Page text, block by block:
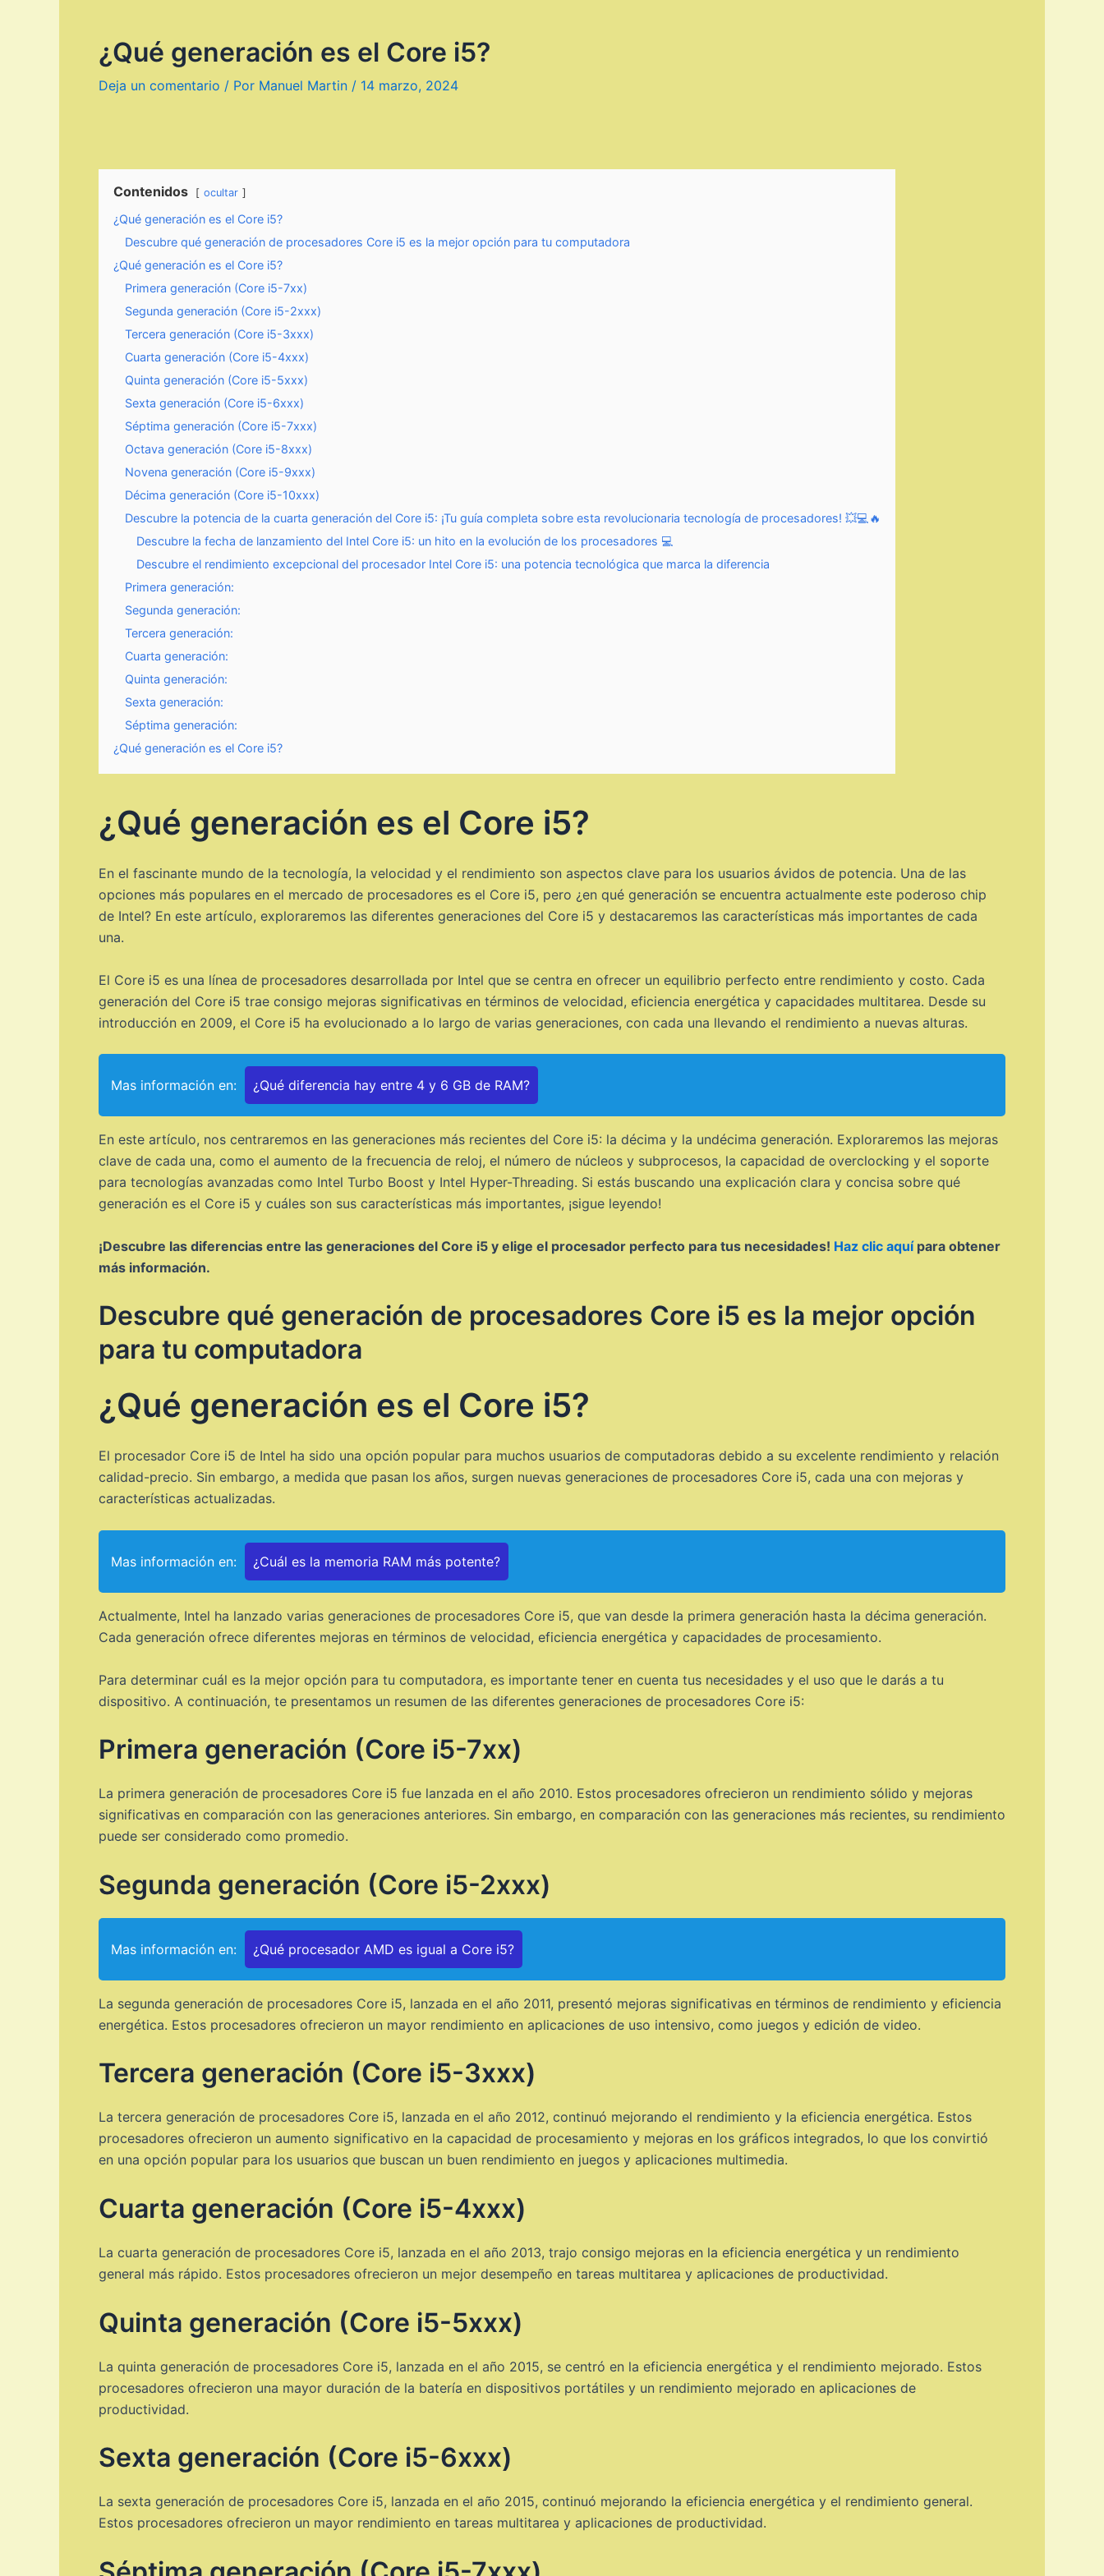
¿Qué generación es el Core i5?
Deja un comentario / Por Manuel Martin / 14 marzo, 2024
Contenidos ocultar
¿Qué generación es el Core i5?
Descubre qué generación de procesadores Core i5 es la mejor opción para tu computadora
¿Qué generación es el Core i5?
Primera generación (Core i5-7xx)
Segunda generación (Core i5-2xxx)
Tercera generación (Core i5-3xxx)
Cuarta generación (Core i5-4xxx)
Quinta generación (Core i5-5xxx)
Sexta generación (Core i5-6xxx)
Séptima generación (Core i5-7xxx)
Octava generación (Core i5-8xxx)
Novena generación (Core i5-9xxx)
Décima generación (Core i5-10xxx)
Descubre la potencia de la cuarta generación del Core i5: ¡Tu guía completa sobre esta revolucionaria tecnología de procesadores! 💥💻🔥
Descubre la fecha de lanzamiento del Intel Core i5: un hito en la evolución de los procesadores 💻
Descubre el rendimiento excepcional del procesador Intel Core i5: una potencia tecnológica que marca la diferencia
Primera generación:
Segunda generación:
Tercera generación:
Cuarta generación:
Quinta generación:
Sexta generación:
Séptima generación:
¿Qué generación es el Core i5?
¿Qué generación es el Core i5?
En el fascinante mundo de la tecnología, la velocidad y el rendimiento son aspectos clave para los usuarios ávidos de potencia. Una de las
opciones más populares en el mercado de procesadores es el Core i5, pero ¿en qué generación se encuentra actualmente este poderoso chip
de Intel? En este artículo, exploraremos las diferentes generaciones del Core i5 y destacaremos las características más importantes de cada
una.
El Core i5 es una línea de procesadores desarrollada por Intel que se centra en ofrecer un equilibrio perfecto entre rendimiento y costo. Cada
generación del Core i5 trae consigo mejoras significativas en términos de velocidad, eficiencia energética y capacidades multitarea. Desde su
introducción en 2009, el Core i5 ha evolucionado a lo largo de varias generaciones, con cada una llevando el rendimiento a nuevas alturas.
Mas información en: ¿Qué diferencia hay entre 4 y 6 GB de RAM?
En este artículo, nos centraremos en las generaciones más recientes del Core i5: la décima y la undécima generación. Exploraremos las mejoras
clave de cada una, como el aumento de la frecuencia de reloj, el número de núcleos y subprocesos, la capacidad de overclocking y el soporte
para tecnologías avanzadas como Intel Turbo Boost y Intel Hyper-Threading. Si estás buscando una explicación clara y concisa sobre qué
generación es el Core i5 y cuáles son sus características más importantes, ¡sigue leyendo!
¡Descubre las diferencias entre las generaciones del Core i5 y elige el procesador perfecto para tus necesidades! Haz clic aquípara obtener
más información.
Descubre qué generación de procesadores Core i5 es la mejor opción
para tu computadora
¿Qué generación es el Core i5?
El procesador Core i5 de Intel ha sido una opción popular para muchos usuarios de computadoras debido a su excelente rendimiento y relación
calidad-precio. Sin embargo, a medida que pasan los años, surgen nuevas generaciones de procesadores Core i5, cada una con mejoras y
características actualizadas.
Mas información en: ¿Cuál es la memoria RAM más potente?
Actualmente, Intel ha lanzado varias generaciones de procesadores Core i5, que van desde la primera generación hasta la décima generación.
Cada generación ofrece diferentes mejoras en términos de velocidad, eficiencia energética y capacidades de procesamiento.
Para determinar cuál es la mejor opción para tu computadora, es importante tener en cuenta tus necesidades y el uso que le darás a tu
dispositivo. A continuación, te presentamos un resumen de las diferentes generaciones de procesadores Core i5:
Primera generación (Core i5-7xx)
La primera generación de procesadores Core i5 fue lanzada en el año 2010. Estos procesadores ofrecieron un rendimiento sólido y mejoras
significativas en comparación con las generaciones anteriores. Sin embargo, en comparación con las generaciones más recientes, su rendimiento
puede ser considerado como promedio.
Segunda generación (Core i5-2xxx)
Mas información en: ¿Qué procesador AMD es igual a Core i5?
La segunda generación de procesadores Core i5, lanzada en el año 2011, presentó mejoras significativas en términos de rendimiento y eficiencia
energética. Estos procesadores ofrecieron un mayor rendimiento en aplicaciones de uso intensivo, como juegos y edición de video.
Tercera generación (Core i5-3xxx)
La tercera generación de procesadores Core i5, lanzada en el año 2012, continuó mejorando el rendimiento y la eficiencia energética. Estos
procesadores ofrecieron un aumento significativo en la capacidad de procesamiento y mejoras en los gráficos integrados, lo que los convirtió
en una opción popular para los usuarios que buscan un buen rendimiento en juegos y aplicaciones multimedia.
Cuarta generación (Core i5-4xxx)
La cuarta generación de procesadores Core i5, lanzada en el año 2013, trajo consigo mejoras en la eficiencia energética y un rendimiento
general más rápido. Estos procesadores ofrecieron un mejor desempeño en tareas multitarea y aplicaciones de productividad.
Quinta generación (Core i5-5xxx)
La quinta generación de procesadores Core i5, lanzada en el año 2015, se centró en la eficiencia energética y el rendimiento mejorado. Estos
procesadores ofrecieron una mayor duración de la batería en dispositivos portátiles y un rendimiento mejorado en aplicaciones de
productividad.
Sexta generación (Core i5-6xxx)
La sexta generación de procesadores Core i5, lanzada en el año 2015, continuó mejorando la eficiencia energética y el rendimiento general.
Estos procesadores ofrecieron un mayor rendimiento en tareas multitarea y aplicaciones de productividad.